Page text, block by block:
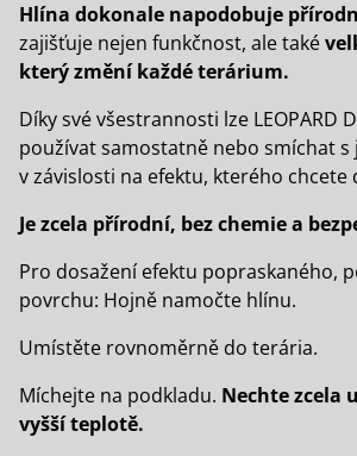
Hlína dokonale napodobuje
zajišťuje nejen funkčnost, ale také
který změní každé terárium.
Díky své všestrannosti lze LEOPARD
používat samostatně nebo smíchat s
v závislosti na efektu, kterého chcete
Je zcela přírodní, bez chemie a
Pro dosažení efektu popraskaného,
povrchu: Hojně namočte hlínu.
Umístěte rovnoměrně do terária.
Míchejte na podkladu. Nechte zcela
vyšší teplotě.